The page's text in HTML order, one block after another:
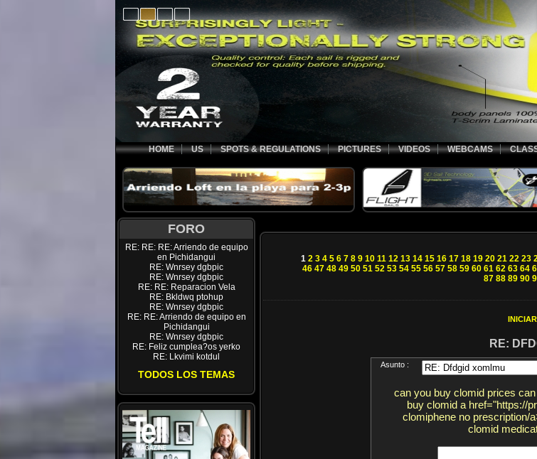
HOME US SPOTS & REGULATIONS PICTURES VIDEOS WEBCAMS
FORO
RE: RE: RE: Arriendo de equipo
en Pichidangui
RE: Wnrsey dgbpic
RE: Wnrsey dgbpic
RE: RE: Reparacion Vela
RE: Bkldwq ptohup
RE: Wnrsey dgbpic
RE: RE: Arriendo de equipo en
Pichidangui
RE: Wnrsey dgbpic
RE: Feliz cumplea?os yerko
RE: Lkvimi kotdul
TODOS LOS TEMAS
1 2 3 4 5 6 7 8 9 10 11 12 13 14 15 16 17 18 19 20 21 22 23
46 47 48 49 50 51 52 53 54 55 56 57 58 59 60 61 62 63 64
87 88 89 90
RE:
Asunto :
can you buy clomid prices
buy clomid a href="https://
clomiphene no prescription/
clomid